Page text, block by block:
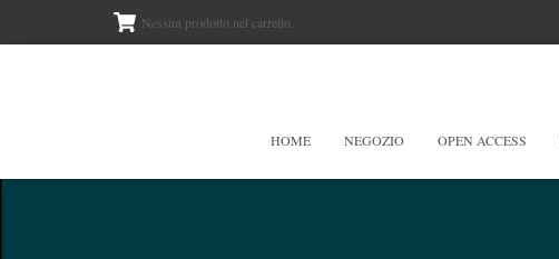
Nessun prodotto nel carrello.
HOME NEGOZIO OPEN ACCESS